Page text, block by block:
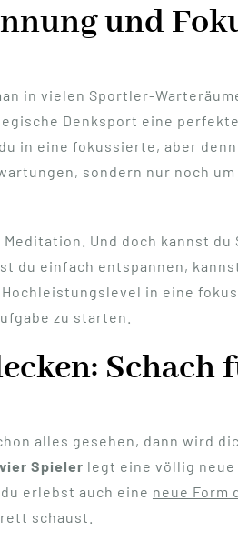
und
in vielen Sportler-
Denksport eine
in eine fokussierte, aber
sondern nur noch
Und doch kannst du
du einfach entspannen,
in eine
zu starten.
alles gesehen, dann wird
Spieler legt eine völlig
erlebst auch eine neue Form
schaust.